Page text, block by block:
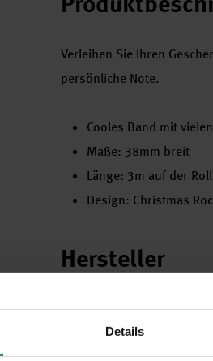
Details
Verleihen Sie Ihren
persönliche Note.
Cooles Band mit
Maße: 38mm breit
Länge: 3m auf der
Design: Christmas
Hersteller